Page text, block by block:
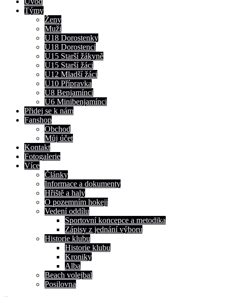
Týmy
Ženy
Muži
U18 Dorostenky
U18 Dorostenci
U15 Starší žákyně
U15 Starší žáci
U12 Mladší žáci
U10 Přípravka
U8 Benjamínci
U6 Minibenjamínci
Přidej se k nám
Fanshop
Obchod
Můj účet
Kontakt
Fotogalerie
Více
Články
Informace a dokumenty
Hřiště a haly
O pozemním hokeji
Vedení oddílu
Sportovní koncepce a metodika
Zápisy z jednání výboru
Historie klubu
Historie klubu
Kroniky
Alba
Beach volejbal
Posilovna